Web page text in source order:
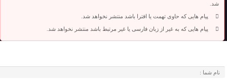
شد.
پیام هایی که حاوی تهمت یا افترا باشد منتشر نخواهد شد.
پیام هایی که به غیر از زبان فارسی یا غیر مرتبط باشد منتشر نخواهد شد.